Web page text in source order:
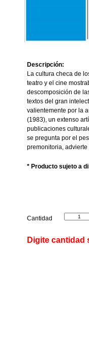
Descripción:
La cultura checa de
teatro y el cine
descomposición de
textos del gran
valientemente por la
(1983), un extenso
publicaciones
se pregunta por el
premonitoria,
* Producto sujeto a
Cantidad
Digite